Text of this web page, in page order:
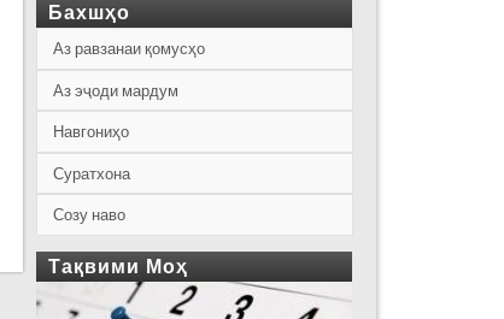
Бахшҳо
Аз равзанаи қомусҳо
Аз эҷоди мардум
Навгониҳо
Суратхона
Созу наво
Тақвими Моҳ